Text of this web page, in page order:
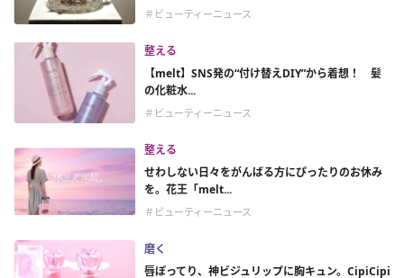
＃ビューティーニュース
整える
【melt】SNS発の“付け替えDIY”から着想！ 髪
の化粧水...
＃ビューティーニュース
整える
せわしない日々をがんばる方にぴったりのお休み
を。花王「melt...
＃ビューティーニュース
磨く
唇ぽってり、神ビジュリップに胸キュン。CipiCipi